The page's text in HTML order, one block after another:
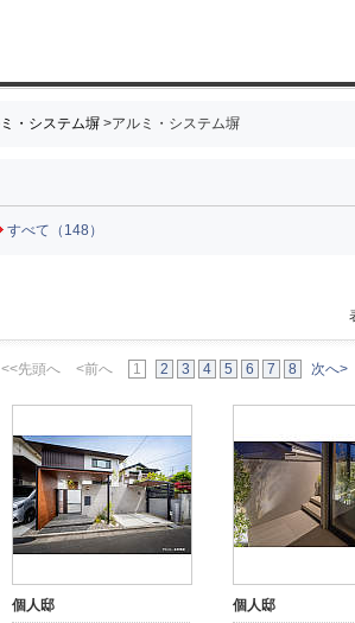
・システム塀>アルミ・システム塀
すべて（148）
<<先頭へ <前へ 1 2 3 4 5 6 7 8 次へ>
個人邸 個人邸